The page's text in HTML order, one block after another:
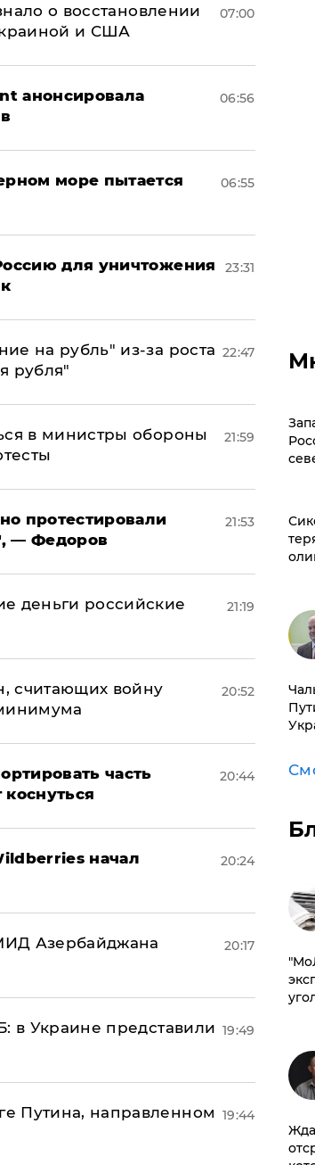
о восстановлении
и США
07:00
анонсировала
06:56
море пытается
06:55
для уничтожения
23:31
на рубль" из-за роста
рубля"
22:47
в министры обороны
21:59
протестировали
— Федоров
21:53
деньги российские
21:19
считающих войну
20:52
часть
20:44
начал
20:24
Азербайджана
20:17
в Украине представили 19:49
Путина, направленном 19:44